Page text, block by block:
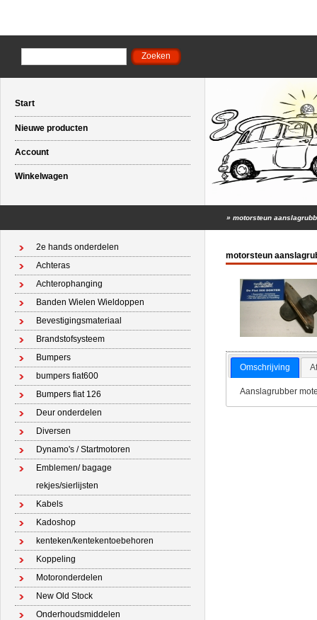
Start
Nieuwe producten
Account
Winkelwagen
» motorsteun
2e hands onderdelen
Achteras
Achterophanging
Banden Wielen Wieldoppen
Bevestigingsmateriaal
Brandstofsysteem
Bumpers
bumpers fiat600
Bumpers fiat 126
Deur onderdelen
Diversen
Dynamo's / Startmotoren
Emblemen/ bagage
rekjes/sierlijsten
Kabels
Kadoshop
kenteken/kentekentoebehoren
Koppeling
Motoronderdelen
New Old Stock
Onderhoudsmiddelen
motorsteun
Omschrijving
Aanslagrubber